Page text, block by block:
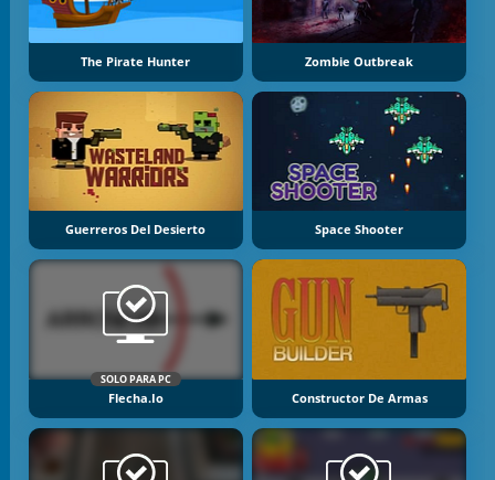
The Pirate Hunter Zombie Outbreak
Guerreros Del Desierto Space Shooter
SOLO PARA PC
Flecha.io Constructor De Armas